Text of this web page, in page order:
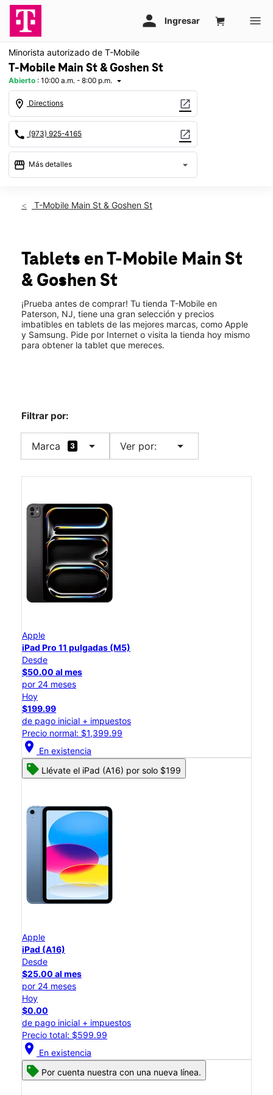
Minorista autorizado de T-Mobile
T-Mobile Main St & Goshen St
Abierto : 10:00 a.m. - 8:00 p.m. arrow_drop_down
location_on Directions open_in_new
call (973) 925-4165 open_in_new
storefront Más detalles arrow_drop_down
Vie.:10:00 a.m. a 8:00 p.m.
Mar.:10:00 a.m. a 8:00 p.m.
Mié.:10:00 a.m. a 8:00 p.m.
Jue.:10:00 a.m. a 8:00 p.m.
1010 Main Street Ste B1 Paterson, NJ 07503
T-Mobile Main St & Goshen St
Tablets en T-Mobile Main St
& Goshen St
¡Prueba antes de comprar! Tu tienda T-Mobile en
Paterson, NJ, tiene una gran selección y precios
imbatibles en tablets de las mejores marcas, como Apple
y Samsung. Pide por Internet o visita la tienda hoy mismo
para obtener la tablet que mereces.
Filtrar por:
Marca 3 arrow_drop_down Ver por: arrow_drop_down
Apple
iPad Pro 11 pulgadas (M5)
Desde
$50.00 al mes
por 24 meses
Hoy
$199.99
de pago inicial + impuestos
Precio normal: $1,399.99
location_on En existencia
Llévate el iPad (A16) por solo $199
Apple
iPad (A16)
Desde
$25.00 al mes
por 24 meses
Hoy
$0.00
de pago inicial + impuestos
Precio total: $599.99
location_on En existencia
Por cuenta nuestra con una nueva línea.